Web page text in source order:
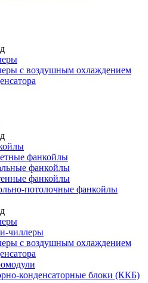
с воздушным охлаждением
фанкойлы
фанкойлы
фанкойлы
потолочные фанкойлы
чиллеры
с воздушным охлаждением
конденсаторные блоки (ККБ)